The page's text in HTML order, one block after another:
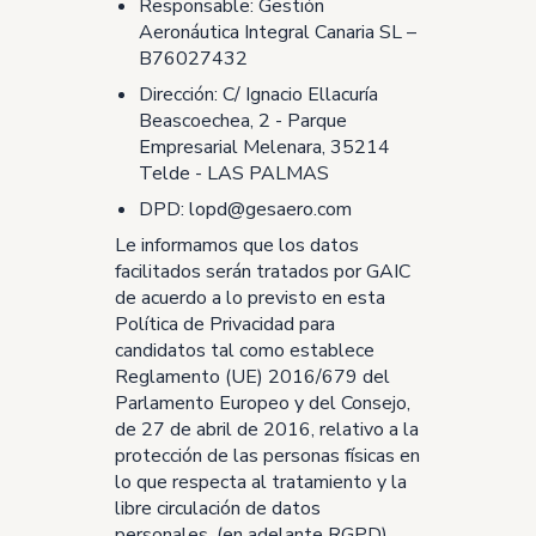
Responsable: Gestión
Aeronáutica Integral Canaria SL –
B76027432
Dirección: C/ Ignacio Ellacuría
Beascoechea, 2 - Parque
Empresarial Melenara, 35214
Telde - LAS PALMAS
DPD: lopd@gesaero.com
Le informamos que los datos
facilitados serán tratados por GAIC
de acuerdo a lo previsto en esta
Política de Privacidad para
candidatos tal como establece
Reglamento (UE) 2016/679 del
Parlamento Europeo y del Consejo,
de 27 de abril de 2016, relativo a la
protección de las personas físicas en
lo que respecta al tratamiento y la
libre circulación de datos